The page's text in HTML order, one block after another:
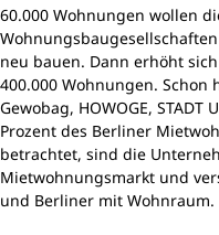
60.000 Wohnungen wollen
neu bauen. Dann erhöht
400.000 Wohnungen. Schon
Gewobag, HOWOGE, STADT
Prozent des Berliner
betrachtet, sind die
Mietwohnungsmarkt und
und Berliner mit Wohnraum.